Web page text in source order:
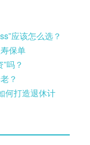
应该怎么选？
保单
吗？
？
何打造退休计